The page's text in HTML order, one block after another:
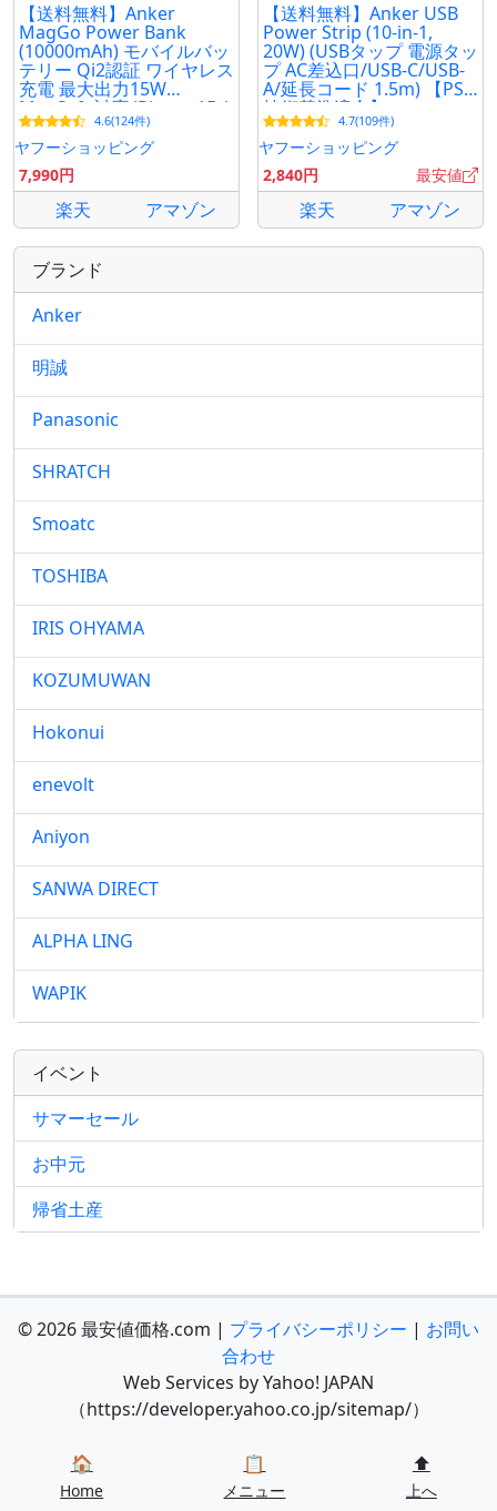
【送料無料】Anker
MagGo Power Bank
(10000mAh) モバイルバッ
テリー Qi2認証 ワイヤレス
充電 最大出力15W
MagSafe対応 iPhone 15 /
14 / 13シリーズ専用
4.6(124件)
ヤフーショッピング
7,990円
楽天 アマゾン
【送料無料】Anker USB
Power Strip (10-in-1,
20W) (USBタップ 電源タッ
プ AC差込口/USB-C/USB-
A/延長コード 1.5m) 【PSE
技術基準適合】
4.7(109件)
ヤフーショッピング
2,840円
最安値
楽天 アマゾン
ブランド
Anker
明誠
Panasonic
SHRATCH
Smoatc
TOSHIBA
IRIS OHYAMA
KOZUMUWAN
Hokonui
enevolt
Aniyon
SANWA DIRECT
ALPHA LING
WAPIK
イベント
サマーセール
お中元
帰省土産
© 2026 最安値価格.com | プライバシーポリシー | お問い
合わせ
Web Services by Yahoo! JAPAN
（https://developer.yahoo.co.jp/sitemap/）
🏠
Home
📋
メニュー
⬆️
上へ